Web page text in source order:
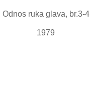
Odnos ruka glava, br.3-4
1979